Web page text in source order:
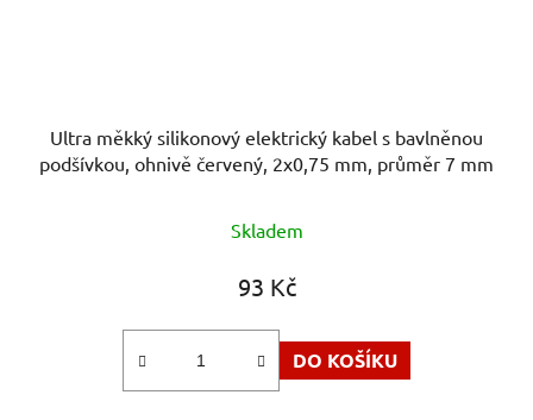
Ultra měkký silikonový elektrický kabel s bavlněnou
podšívkou, ohnivě červený, 2x0,75 mm, průměr 7 mm
Skladem
93 Kč
DO KOŠÍKU